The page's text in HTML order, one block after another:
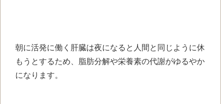
朝に活発に働く肝臓は夜になると人間と同じように休
もうとするため、脂肪分解や栄養素の代謝がゆるやか
になります。